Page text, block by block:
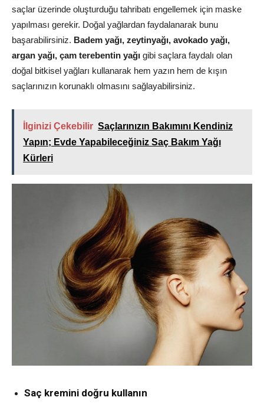
saçlar üzerinde oluşturduğu tahribatı engellemek için maske
yapılması gerekir. Doğal yağlardan faydalanarak bunu
başarabilirsiniz. Badem yağı, zeytinyağı, avokado yağı,
argan yağı, çam terebentin yağı gibi saçlara faydalı olan
doğal bitkisel yağları kullanarak hem yazın hem de kışın
saçlarınızın korunaklı olmasını sağlayabilirsiniz.
İlginizi Çekebilir Saçlarınızın Bakımını Kendiniz
Yapın; Evde Yapabileceğiniz Saç Bakım Yağı
Kürleri
Saç kremini doğru kullanın